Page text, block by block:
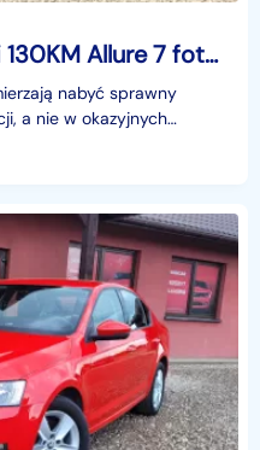
Peugeot 5008 II 1,5HDi 130KM Allure 7 foteli+Nawi+Półskóry+Fra vat 23%
nabyć sprawny
a nie w okazyjnych
Państwu weryfik